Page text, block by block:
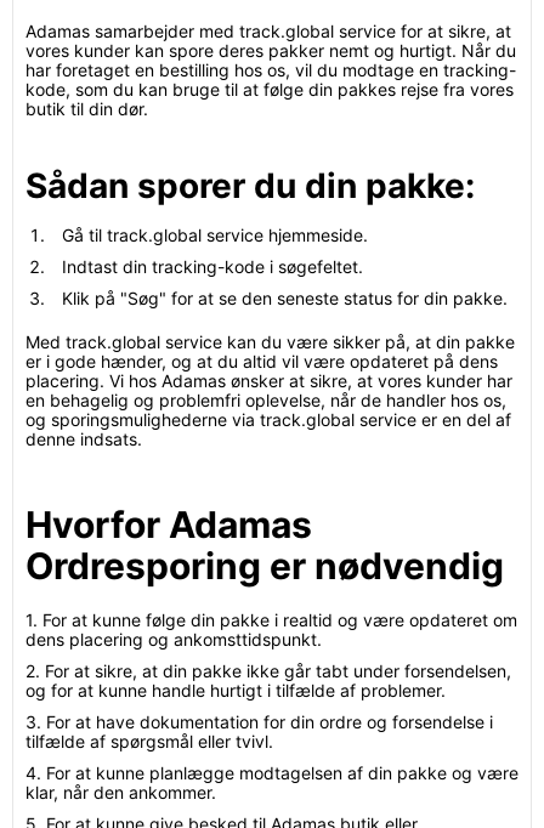
Adamas samarbejder med track.global service for at sikre, at
vores kunder kan spore deres pakker nemt og hurtigt. Når du
har foretaget en bestilling hos os, vil du modtage en tracking-
kode, som du kan bruge til at følge din pakkes rejse fra vores
butik til din dør.
Sådan sporer du din pakke:
Gå til track.global service hjemmeside.
Indtast din tracking-kode i søgefeltet.
Klik på "Søg" for at se den seneste status for din pakke.
Med track.global service kan du være sikker på, at din pakke
er i gode hænder, og at du altid vil være opdateret på dens
placering. Vi hos Adamas ønsker at sikre, at vores kunder har
en behagelig og problemfri oplevelse, når de handler hos os,
og sporingsmulighederne via track.global service er en del af
denne indsats.
Hvorfor Adamas
Ordresporing er nødvendig
1. For at kunne følge din pakke i realtid og være opdateret om
dens placering og ankomsttidspunkt.
2. For at sikre, at din pakke ikke går tabt under forsendelsen,
og for at kunne handle hurtigt i tilfælde af problemer.
3. For at have dokumentation for din ordre og forsendelse i
tilfælde af spørgsmål eller tvivl.
4. For at kunne planlægge modtagelsen af din pakke og være
klar, når den ankommer.
5. For at kunne give besked til Adamas butik eller